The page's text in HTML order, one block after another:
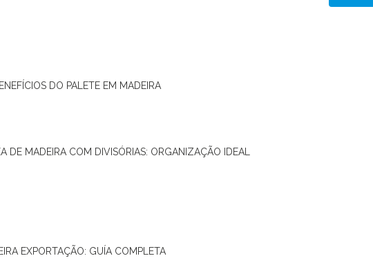
BENEFÍCIOS DO PALETE EM MADEIRA
DE MADEIRA COM DIVISÓRIAS: ORGANIZAÇÃO IDEAL
EXPORTAÇÃO: GUÍA COMPLETA